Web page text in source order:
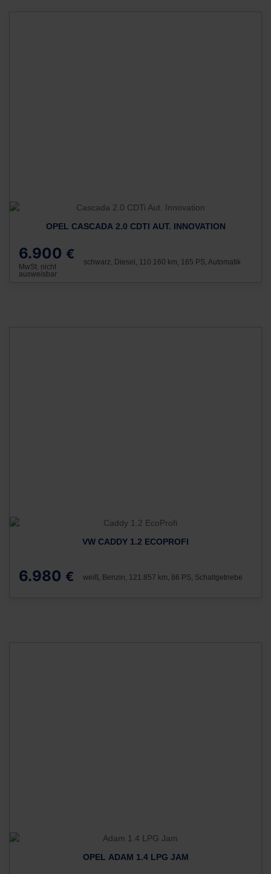
OPEL CASCADA 2.0 CDTI AUT. INNOVATION
6.900 €
MwSt. nicht
ausweisbar
schwarz, Diesel, 110.160 km, 165 PS, Automatik
VW CADDY 1.2 ECOPROFI
6.980 € weiß, Benzin, 121.857 km, 86 PS, Schaltgetriebe
OPEL ADAM 1.4 LPG JAM